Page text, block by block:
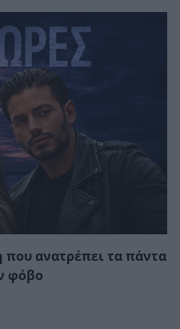
ανατρέπει τα πάντα
φόβο